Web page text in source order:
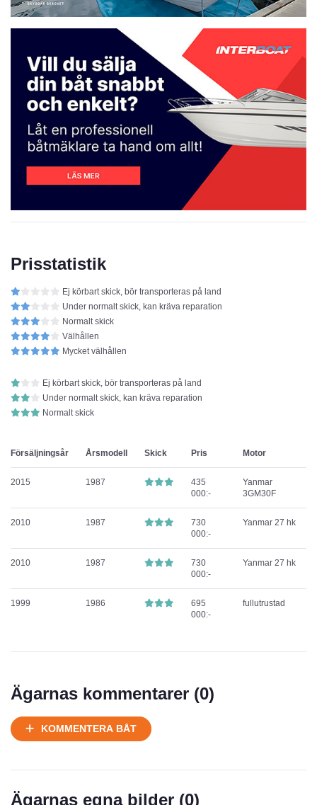
Prisstatistik
Ej körbart skick, bör transporteras på land
Under normalt skick, kan kräva reparation
Normalt skick
Välhållen
Mycket välhållen
Ej körbart skick, bör transporteras på land
Under normalt skick, kan kräva reparation
Normalt skick
Försäljningsår Årsmodell Skick Pris Motor
2015 1987
435
000:-
Yanmar
3GM30F
2010 1987
730
000:-
Yanmar 27 hk
2010 1987
730
000:-
Yanmar 27 hk
1999 1986
695
000:-
fullutrustad
Ägarnas kommentarer (0)
KOMMENTERA BÅT
Ägarnas egna bilder (0)